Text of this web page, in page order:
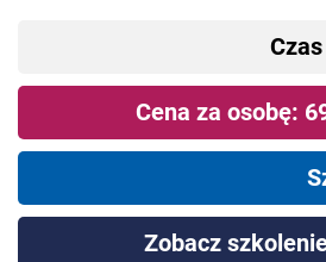
Cena za osobę:
Zobacz